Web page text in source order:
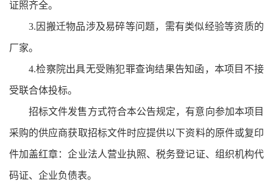
证照齐全。
3.因搬迁物品涉及易碎等问题，需有类似经验等资质的
厂家。
4.检察院出具无受贿犯罪查询结果告知函，本项目不接
受联合体投标。
招标文件发售方式符合本公告规定，有意向参加本项目
采购的供应商获取招标文件时应提供以下资料的原件或复印
件加盖红章：企业法人营业执照、税务登记证、组织机构代
码证、企业负债表。